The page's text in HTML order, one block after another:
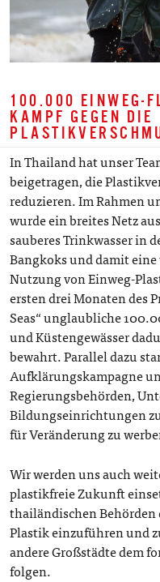
100.000 EINWEG-
KAMPF GEGEN DIE
In Thailand hat unser
beigetragen, die
reduzieren. Im Rahmen
wurde ein breites Netz
sauberes Trinkwasser in
Bangkoks und damit
Nutzung von Einweg-
ersten drei Monaten des
Seas“ unglaubliche
und Küstengewässer
bewahrt. Parallel dazu
Aufklärungskampagne
Regierungsbehörden,
Bildungseinrichtungen
für Veränderung zu
Wir werden uns auch
plastikfreie Zukunft
thailändischen
Plastik einzuführen und
andere Großstädte dem
folgen.